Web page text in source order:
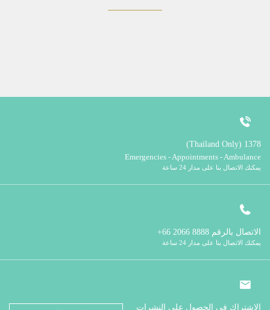
1378 (Thailand Only)
Emergencies - Appointments - Ambulance
يمكنك الاتصال بنا على مدار 24 ساعة
الاتصال بالرقم
يمكنك الاتصال بنا على مدار 24 ساعة
الاشتراك في الحصول على النشرات